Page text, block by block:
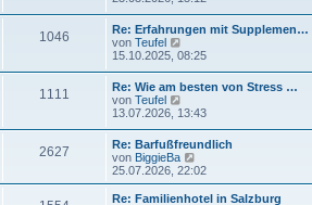
t
r
g
e
r
B
i
t
r
a
g
s
t
e
r
B
i
t
r
a
g
1046
Re: Erfahrungen mit Supplemen…
von Teufel
e
e
s
t
e
r
B
e
i
t
r
15.10.2025, 08:25
1111
Re: Wie am besten von Stress …
von Teufel
e
s
t
e
B
13.07.2026, 13:43
2627
Re: Barfußfreundlich
von BiggieBa
e
u
e
25.07.2026, 22:02
Re: Familienhotel in Salzburg